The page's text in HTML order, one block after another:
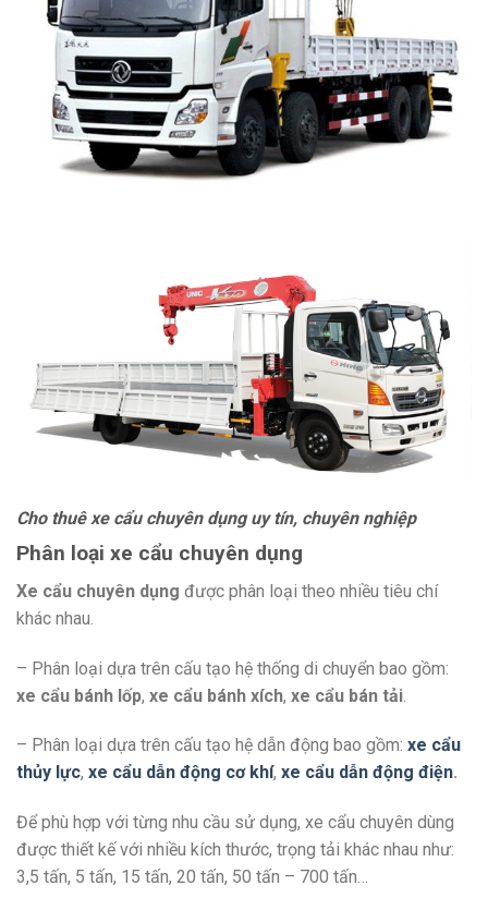
Cho thuê xe cẩu chuyên dụng uy tín, chuyên nghiệp
Phân loại xe cẩu chuyên dụng
Xe cẩu chuyên dụng được phân loại theo nhiều tiêu chí
khác nhau.
– Phân loại dựa trên cấu tạo hệ thống di chuyển bao gồm:
xe cẩu bánh lốp, xe cẩu bánh xích, xe cẩu bán tải
– Phân loại dựa trên cấu tạo hệ dẫn động bao gồm: xe cẩu
thủy lực, xe cẩu dẫn động cơ khí, xe cẩu dẫn động điện.
Để phù hợp với từng nhu cầu sử dụng, xe cẩu chuyên dùng
được thiết kế với nhiều kích thước, trọng tải khác nhau như:
3,5 tấn, 5 tấn, 15 tấn, 20 tấn, 50 tấn – 700 tấn…